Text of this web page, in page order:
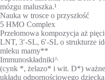
mózgu maluszka.¹
Nauka w trosce o przyszłość
5 HMO Complex
Przełomowa kompozycja aż
LNT, 3′-SL, 6′-SL o strukturze
mleku mamy**
Immunoskładniki^
(cynk *, żelazo* i wit. D*)
układu odpornościowego dziecka